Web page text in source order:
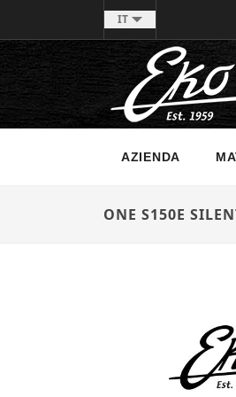
IT
AZIENDA
ONE S150E